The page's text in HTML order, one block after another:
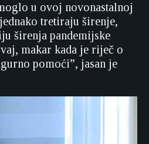
u ovoj novonastalnoj
tretiraju širenje,
širenja pandemijske
makar kada je riječ o
pomoći”, jasan je